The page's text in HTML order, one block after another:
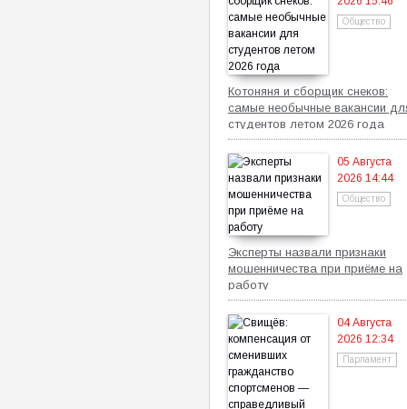
Общество
Котоняня и сборщик снеков:
самые необычные вакансии
студентов летом 2026 года
05 Августа
2026 14:44
Общество
Эксперты назвали признаки
мошенничества при приёме на
работу
04 Августа
2026 12:34
Парламент